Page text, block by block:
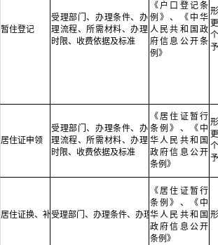
暂住登记
受理部门、办理条件、办
理流程、所需材料、办理
时限、收费依据及标准
《户口登记条
例》、《中华
人民共和国政
府信息公开条
例》
居住证申领
受理部门、办理条件、办
理流程、所需材料、办理
时限、收费依据及标准
《居住证暂行
条例》、《中
华人民共和国
政府信息公开
条例》
居住证换、补领受理部门、办理条件、办理流程、所需材料
《居住证暂行
条例》、《中
华人民共和国
政府信息公开
条例》